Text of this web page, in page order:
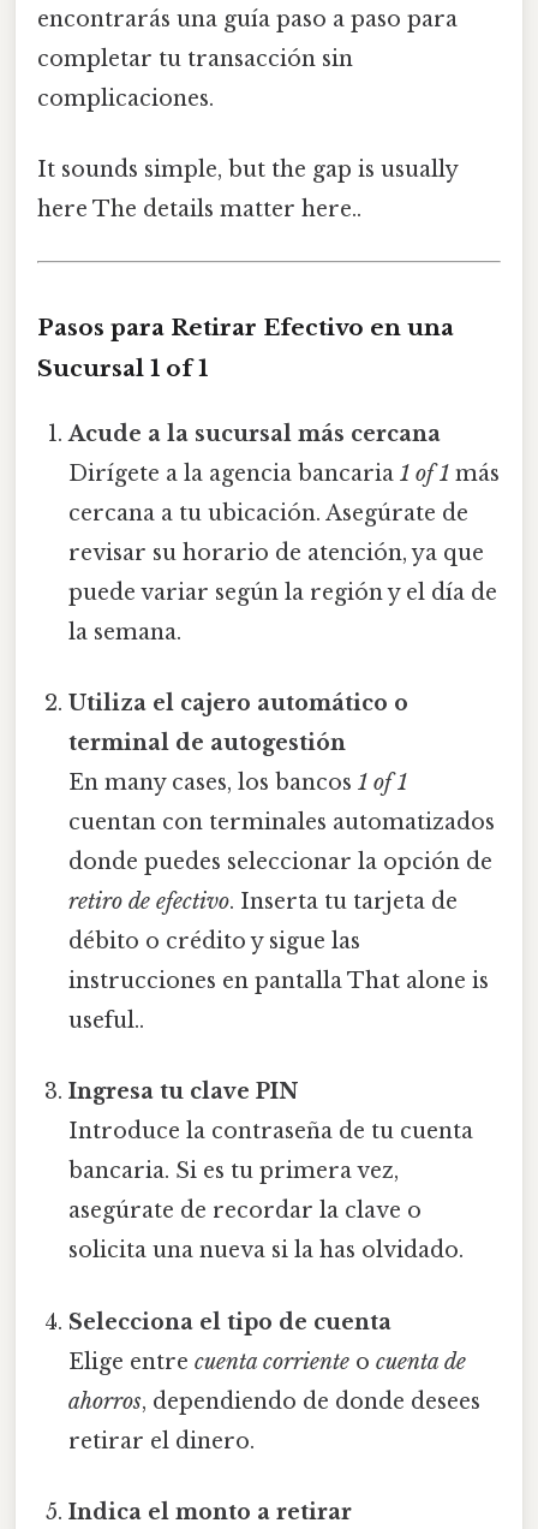
encontrarás una guía paso a paso para
completar tu transacción sin
complicaciones.
It sounds simple, but the gap is usually
here The details matter here..
Pasos para Retirar Efectivo en una
Sucursal 1 of 1
Acude a la sucursal más cercana
Dirígete a la agencia bancaria1 of 1 más
cercana a tu ubicación. Asegúrate de
revisar su horario de atención, ya que
puede variar según la región y el día de
la semana.
Utiliza el cajero automático o
terminal de autogestión
En many cases, los bancos1 of 1
cuentan con terminales automatizados
donde puedes seleccionar la opción de
retiro de efectivo. Inserta tu tarjeta de
débito o crédito y sigue las
instrucciones en pantalla That alone is
useful..
Ingresa tu clave PIN
Introduce la contraseña de tu cuenta
bancaria. Si es tu primera vez,
asegúrate de recordar la clave o
solicita una nueva si la has olvidado.
Selecciona el tipo de cuenta
Elige entrecuenta corriente ocuenta de
ahorros, dependiendo de donde desees
retirar el dinero.
Indica el monto a retirar